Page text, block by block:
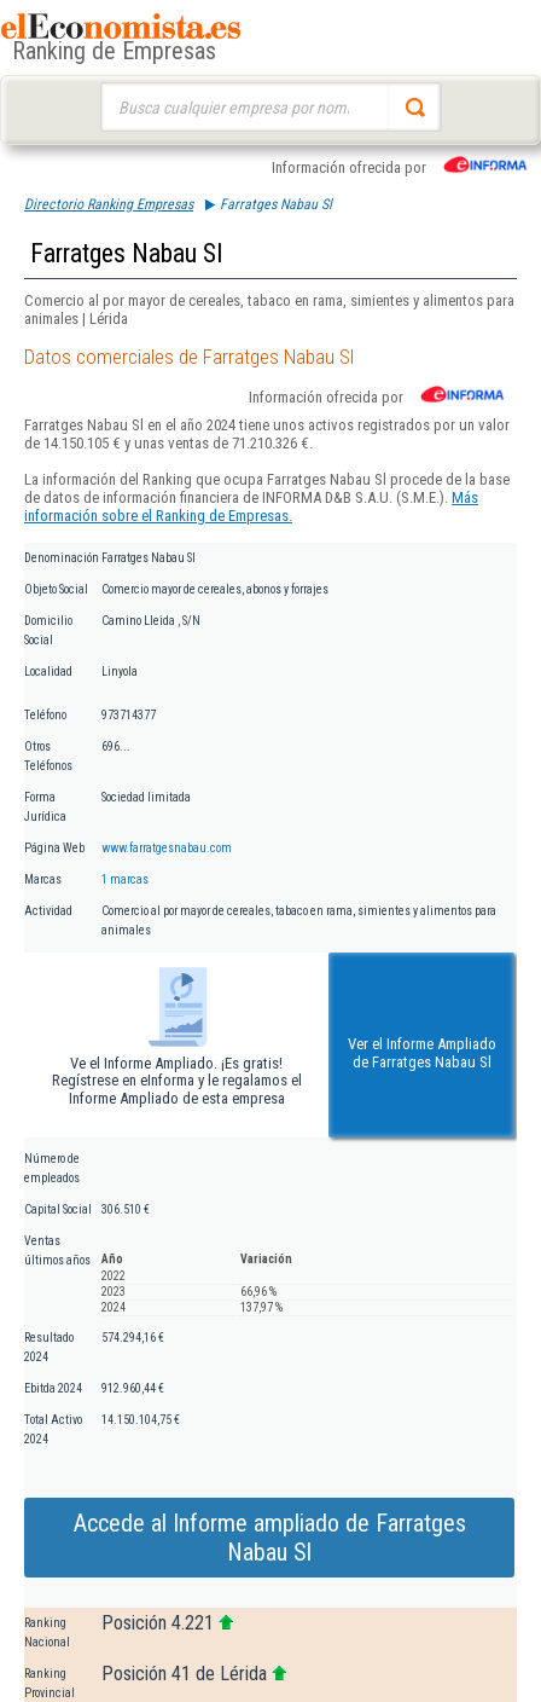
Ranking de Empresas
Información ofrecida por
Directorio Ranking Empresas Farratges Nabau Sl
Farratges Nabau Sl
Comercio al por mayor de cereales, tabaco en rama, simientes y alimentos para
animales | Lérida
Datos comerciales de Farratges Nabau Sl
Información ofrecida por
Farratges Nabau Sl en el año 2024 tiene unos activos registrados por un valor
de 14.150.105 € y unas ventas de 71.210.326 €.
La información del Ranking que ocupa Farratges Nabau Sl procede de la base
de datos de información financiera de INFORMA D&B S.A.U. (S.M.E.). Más
información sobre el Ranking de Empresas.
Denominación Farratges Nabau Sl
Objeto Social Comercio mayor de cereales, abonos y forrajes
Domicilio
Social
Camino Lleida , S/N
Localidad Linyola
Teléfono 973714377
Otros
Teléfonos
696...
Forma
Jurídica
Sociedad limitada
Página Web www.farratgesnabau.com
Marcas 1 marcas
Actividad
Comercio al por mayor de cereales, tabaco en rama, simientes y alimentos para
animales
Ve el Informe Ampliado. ¡Es gratis!
Regístrese en eInforma y le regalamos el
Informe Ampliado de esta empresa
Ver el Informe Ampliado
de Farratges Nabau Sl
Número de
empleados
Capital Social 306.510 €
Ventas
últimos años
Año
Variación
2022
2023
66,96 %
2024
137,97 %
Resultado
2024
574.294,16 €
Ebitda 2024 912.960,44 €
Total Activo
2024
14.150.104,75 €
Accede al Informe ampliado de Farratges
Nabau Sl
Ranking
Nacional
Posición 4.221
Ranking
Provincial
Posición 41 de Lérida